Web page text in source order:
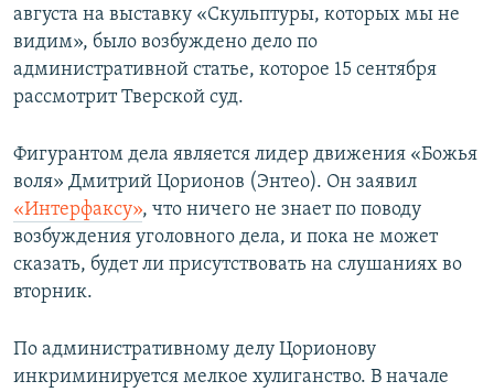
августа на выставку «Скульптуры, которых мы не
видим», было возбуждено дело по
административной статье, которое 15 сентября
рассмотрит Тверской суд.
Фигурантом дела является лидер движения «Божья
воля» Дмитрий Цорионов (Энтео). Он заявил
«Интерфаксу», что ничего не знает по поводу
возбуждения уголовного дела, и пока не может
сказать, будет ли присутствовать на слушаниях во
вторник.
По административному делу Цорионову
инкриминируется мелкое хулиганство. В начале